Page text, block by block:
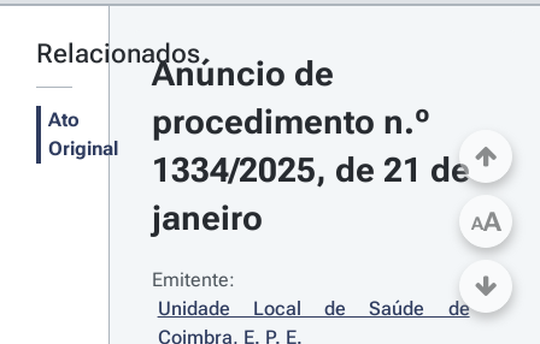
Relacionados
Ato
Original
Anúncio de
procedimento n.º
1334/2025, de 21 de
janeiro
Emitente:
Unidade Local de Saúde de
Coimbra, E. P. E.
AA